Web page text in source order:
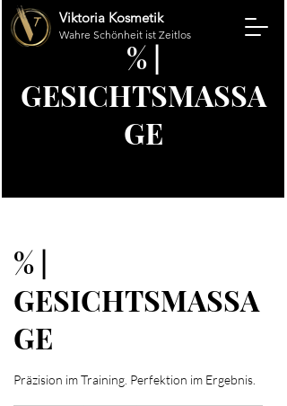
Viktoria Kosmetik
Wahre Schönheit ist Zeitlos
% |
GESICHTSMASSA
GE
% |
GESICHTSMASSA
GE
Präzision im Training. Perfektion im Ergebnis.